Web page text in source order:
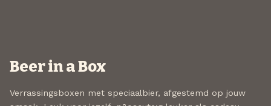
Beer in a Box
Verrassingsboxen met speciaalbier, afgestemd op jouw